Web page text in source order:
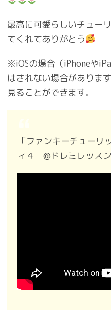
最高に可愛らしいチュー
てくれてありがとう
※iOSの場合（iPhoneや
はされない場合がありま
見ることができます。
「ファンキーチュー
ィ４ @ドレミレッス